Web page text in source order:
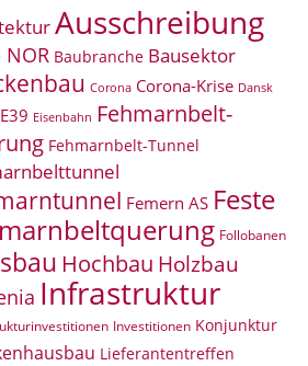
Ausschreibung
NOR Baubranche Bausektor
Corona Corona-Krise Dansk
E39 Eisenbahn Fehmarnbelt-
Fehmarnbelt-Tunnel
Femern AS Feste
Follobanen
Hochbau Holzbau
Infrastruktur
Investitionen Konjunktur
Lieferantentreffen